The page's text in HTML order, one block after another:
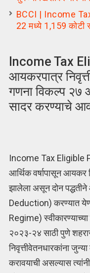
BCCI | Income
22 मध्ये 1,159 कोटी
Income Tax
आयकरपात्र
गणना विकल्प २७
सादर करण्याचे
Income Tax Eligible
आर्थिक वर्षापासून
झालेला असून दोन
Deduction) करण्यात
Regime)
२०२३-२४ साठी पुणे
निवृत्तीवेतनधारकांना
करावयाची असल्यास